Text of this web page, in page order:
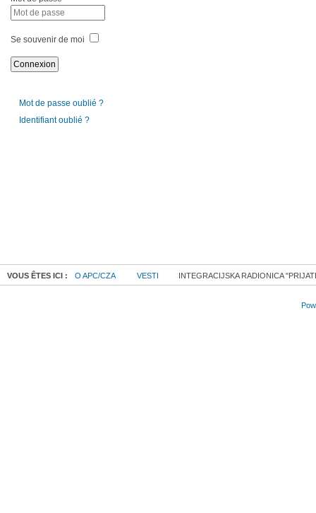
Se souvenir de moi
Mot de passe oublié ?
Identifiant oublié ?
VOUS ÊTES ICI : O APC/CZA VESTI INTEGRACIJSKA RADIONICA